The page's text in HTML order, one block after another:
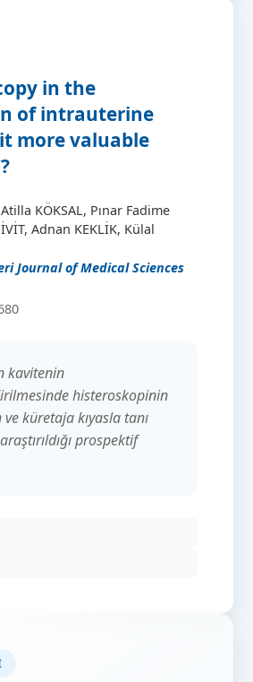
in the
of intrauterine
more valuable
KÖKSAL, Pınar Fadime
Adnan KEKLİK, Külal
Journal of Medical Sciences
kavitenin
histeroskopinin
küretaja kıyasla tanı
prospektif